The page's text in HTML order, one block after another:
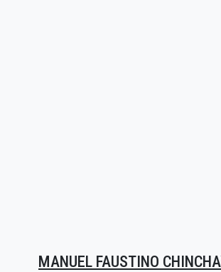
MANUEL FAUSTINO